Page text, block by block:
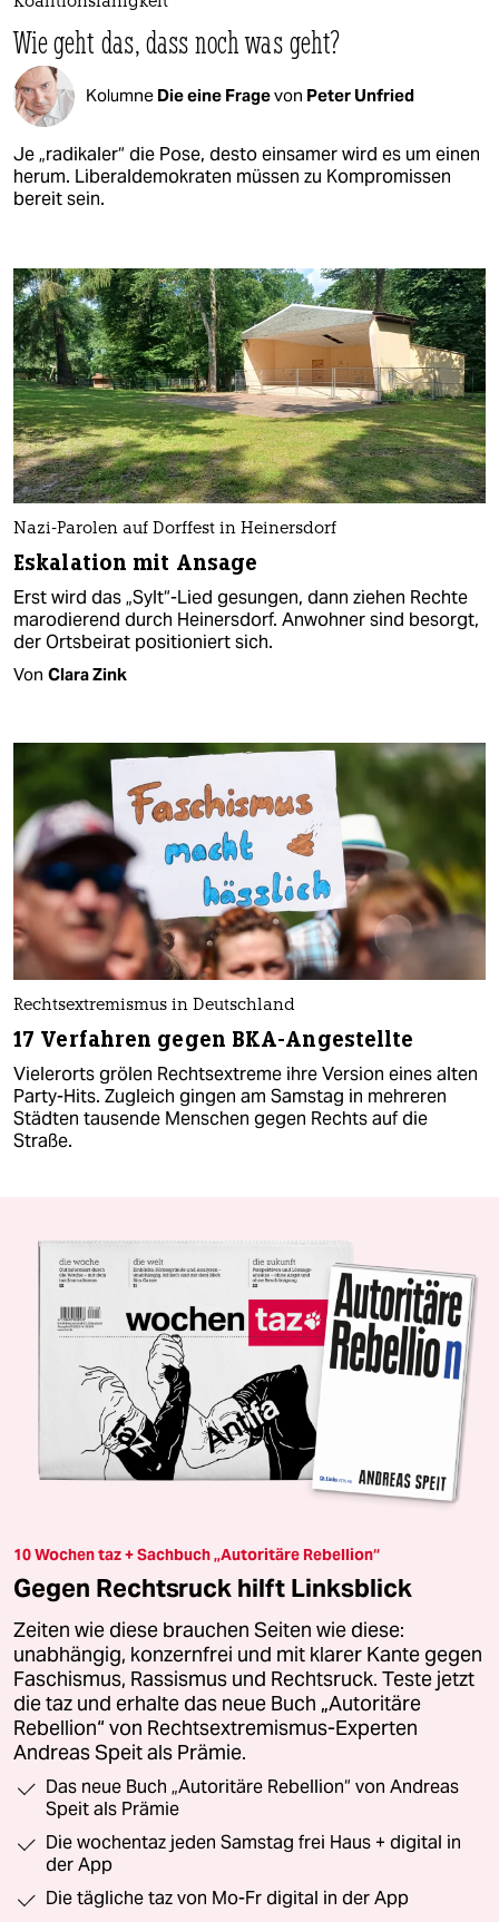
Wie geht das, dass noch was geht?
Kolumne Die eine Fragevon Peter Unfried
Je „radikaler“ die Pose, desto einsamer wird es um einen
herum. Liberaldemokraten müssen zu Kompromissen
bereit sein.
Nazi-Parolen auf Dorffest in Heinersdorf
Eskalation mit Ansage
Erst wird das „Sylt“-Lied gesungen, dann ziehen Rechte
marodierend durch Heinersdorf. Anwohner sind besorgt,
der Ortsbeirat positioniert sich.
Von Clara Zink
Rechtsextremismus in Deutschland
17 Verfahren gegen BKA-Angestellte
Vielerorts grölen Rechtsextreme ihre Version eines alten
Party-Hits. Zugleich gingen am Samstag in mehreren
Städten tausende Menschen gegen Rechts auf die
Straße.
10 Wochen taz + Sachbuch „Autoritäre Rebellion“
Gegen Rechtsruck hilft Linksblick
Zeiten wie diese brauchen Seiten wie diese:
unabhängig, konzernfrei und mit klarer Kante gegen
Faschismus, Rassismus und Rechtsruck. Teste jetzt
die taz und erhalte das neue Buch „Autoritäre
Rebellion“ von Rechtsextremismus-Experten
Andreas Speit als Prämie.
Das neue Buch „Autoritäre Rebellion“ von Andreas
Speit als Prämie
Die wochentaz jeden Samstag frei Haus + digital in
der App
Die tägliche taz von Mo-Fr digital in der App